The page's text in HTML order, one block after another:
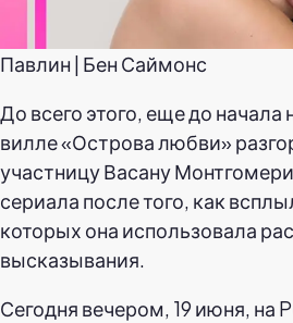
Павлин | Бен Саймонс
До всего этого, еще до начала
вилле «Острова любви»
участницу Васану
сериала после того, как
которых она использовала
высказывания.
Сегодня вечером, 19 июня, на